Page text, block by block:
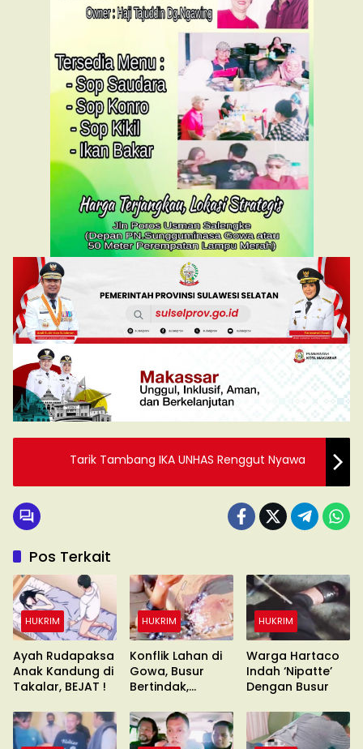
Tarik Tambang IKA UNHAS Renggut Nyawa
Pos Terkait
HUKRIM
Ayah Rudapaksa
Anak Kandung di
Takalar, BEJAT !
HUKRIM
Konflik Lahan di
Gowa, Busur
Bertindak,
HUKRIM
Warga Hartaco
Indah ‘Nipatte’
Dengan Busur